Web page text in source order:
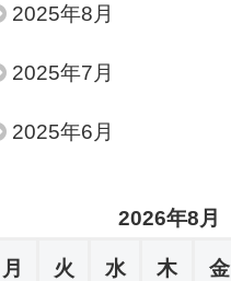
2025年8月
2025年7月
2025年6月
2026年8月
月 火 水 木 金